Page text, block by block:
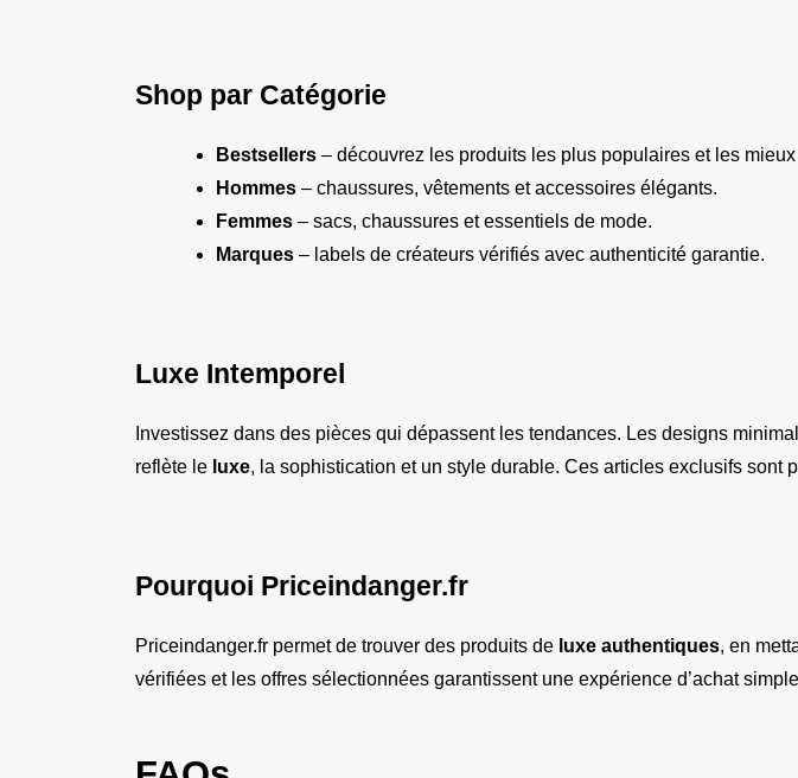
Shop par Catégorie
Bestsellers – découvrez les produits les plus populaires et les mieux
Hommes – chaussures, vêtements et accessoires élégants.
Femmes – sacs, chaussures et essentiels de mode.
Marques – labels de créateurs vérifiés avec authenticité garantie.
Luxe Intemporel
Investissez dans des pièces qui dépassent les tendances. Les designs
reflète le luxe, la sophistication et un style durable. Ces articles exclusifs sont
Pourquoi Priceindanger.fr
Priceindanger.fr permet de trouver des produits de luxe authentiques, en
vérifiées et les offres sélectionnées garantissent une expérience d’achat